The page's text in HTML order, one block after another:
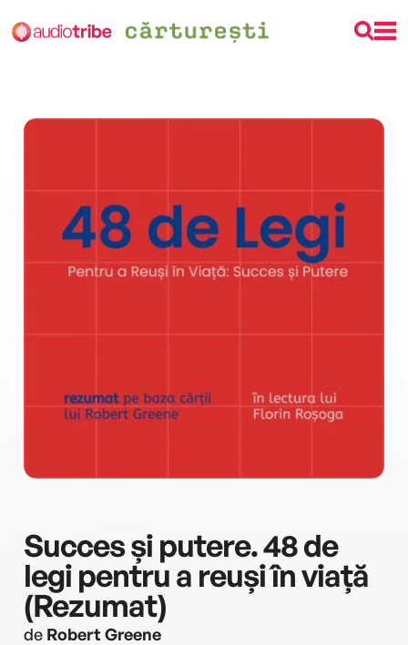
Succes și putere. 48 de
legi pentru a reuși în viață
(Rezumat)
de Robert Greene